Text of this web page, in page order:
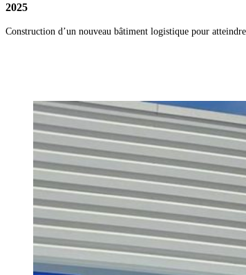
2025
Construction d’un nouveau bâtiment logistique pour